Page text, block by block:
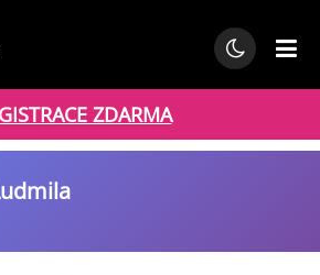
ZDARMA